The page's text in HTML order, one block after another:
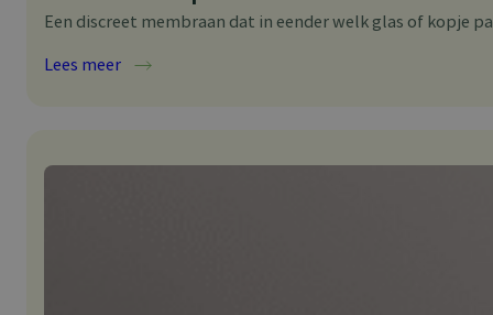
Een discreet membraan dat in eender welk glas of kopje
Lees meer: